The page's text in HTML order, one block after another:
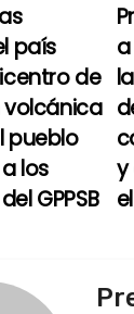
y
país
de
volcánica
pueblo
los
GPPSB